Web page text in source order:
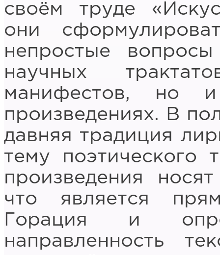
своём труде
они
непростые
научных
манифестов, но
произведениях. В
давняя традиция
тему поэтического
произведения
что является
Горация и
направленность